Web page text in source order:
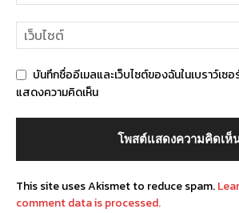
บันทึกชื่ออีเมลและเว็บไซต์ของฉันในเบราว์เซ
แสดงความคิดเห็น
This site uses Akismet to reduce spam.
comment data is processed.